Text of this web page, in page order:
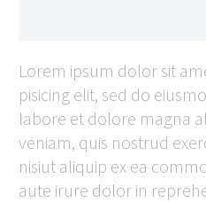
Lorem ipsum dolor sit
pisicing elit, sed do
labore et dolore magna
veniam, quis nostrud
nisiut aliquip ex ea
aute irure dolor in